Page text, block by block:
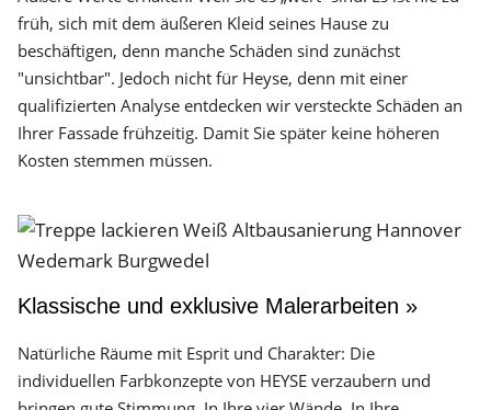
früh, sich mit dem äußeren Kleid seines Hause zu
beschäftigen, denn manche Schäden sind zunächst
"unsichtbar". Jedoch nicht für Heyse, denn mit einer
qualifizierten Analyse entdecken wir versteckte Schäden an
Ihrer Fassade frühzeitig. Damit Sie später keine höheren
Kosten stemmen müssen.
Klassische und exklusive Malerarbeiten »
Natürliche Räume mit Esprit und Charakter: Die
individuellen Farbkonzepte von HEYSE verzaubern und